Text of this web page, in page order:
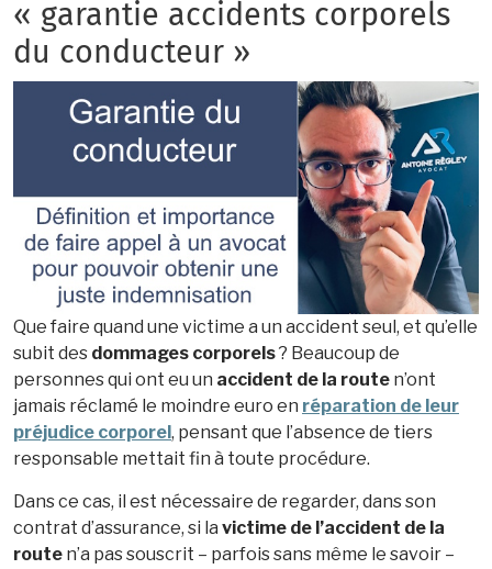
« garantie accidents corporels
du conducteur »
Que faire quand une victime a un accident seul, et qu’elle
subit des dommages corporels? Beaucoup de
personnes qui ont eu un accident de la route n’ont
jamais réclamé le moindre euro en réparation de leur
préjudice corporel , pensant que l’absence de tiers
responsable mettait fin à toute procédure.
Dans ce cas, il est nécessaire de regarder, dans son
contrat d’assurance, si la victime de l’accident de la
route n’a pas souscrit – parfois sans même le savoir –